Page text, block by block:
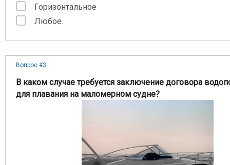
Горизонтальное
Любое.
Вопрос #3
В каком случае требуется заключение договора
для плавания на маломерном судне?